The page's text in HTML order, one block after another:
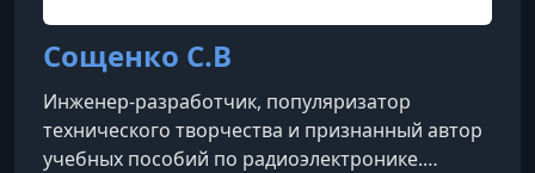
Сощенко С.В
Инженер-разработчик, популяризатор
технического творчества и признанный автор
учебных пособий по радиоэлектронике.